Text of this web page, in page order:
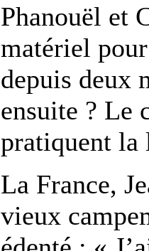
Phanouël et
matériel
depuis deux
ensuite ? Le
pratiquent la
La France,
vieux